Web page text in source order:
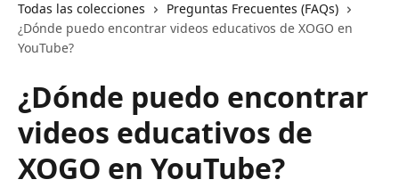
Todas las colecciones
Preguntas Frecuentes (FAQs)
¿Dónde puedo encontrar videos educativos de XOGO en
YouTube?
¿Dónde puedo encontrar
videos educativos de
XOGO en YouTube?